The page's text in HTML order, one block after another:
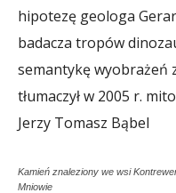
hipotezę geologa
badacza tropów
semantykę wyobrażeń
tłumaczył w 2005 r.
Jerzy Tomasz Bąbel
Kamień znaleziony we wsi
Mniowie